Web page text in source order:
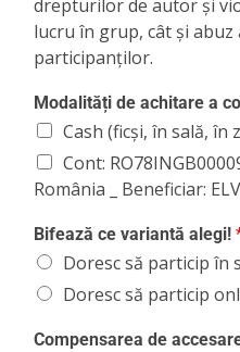
drepturilor de autor și
lucru în grup, cât și
participanților.
Modalități de achitare a
Cash (ficși, în sală, în
Cont:
România _ Beneficiar:
Bifează ce variantă alegi!
Doresc să particip în
Doresc să particip
Compensarea de